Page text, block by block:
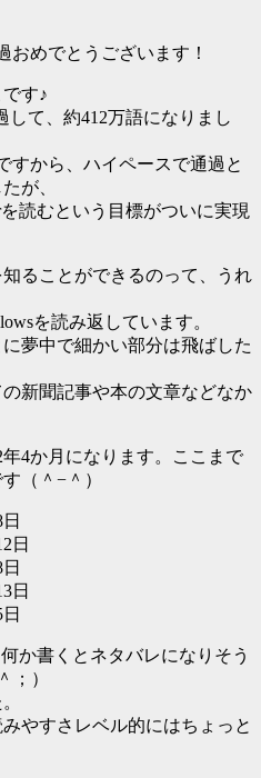
おめでとうございます！
す♪
して、約412万語になりまし
すから、ハイペースで通過と
が、
読むという目標がついに実現
ることができるのって、うれ
を読み返しています。
夢中で細かい部分は飛ばした
新聞記事や本の文章などなか
4か月になります。ここまで
（＾−＾）
日
日
か書くとネタバレになりそう
；）
やすさレベル的にはちょっと